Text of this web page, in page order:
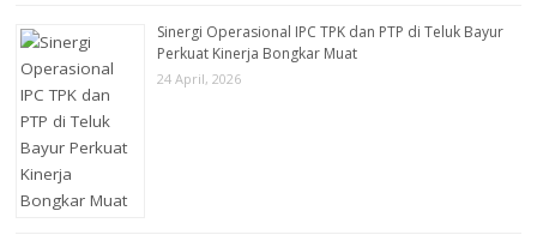
Sinergi Operasional IPC TPK dan PTP di Teluk Bayur
Perkuat Kinerja Bongkar Muat
24 April, 2026